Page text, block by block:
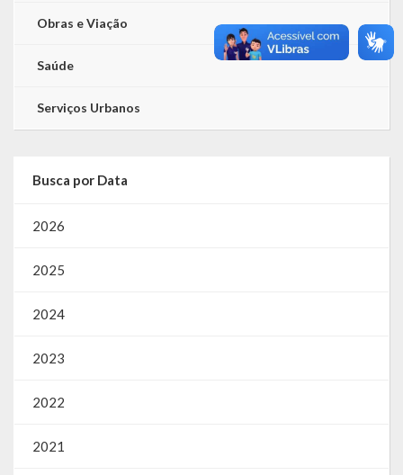
Obras e Viação
Saúde
Serviços Urbanos
Busca por Data
2026
2025
2024
2023
2022
2021